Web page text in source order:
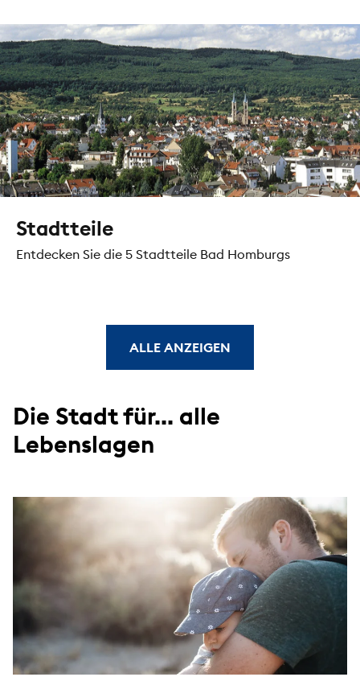
Stadtteile
Entdecken Sie die 5 Stadtteile Bad Homburgs
ALLE ANZEIGEN
Die Stadt für... alle
Lebenslagen